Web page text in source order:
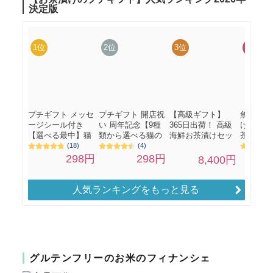
人気ランキングをもっと見る
グルテンフリーのお米のフィナンシェ